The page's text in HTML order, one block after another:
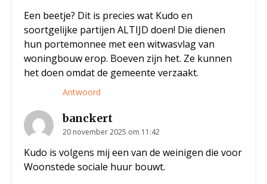
Een beetje? Dit is precies wat Kudo en
soortgelijke partijen ALTIJD doen! Die dienen
hun portemonnee met een witwasvlag van
woningbouw erop. Boeven zijn het. Ze kunnen
het doen omdat de gemeente verzaakt.
Antwoord
banckert
20 november 2025 om 11:42
Kudo is volgens mij een van de weinigen die voor
Woonstede sociale huur bouwt.